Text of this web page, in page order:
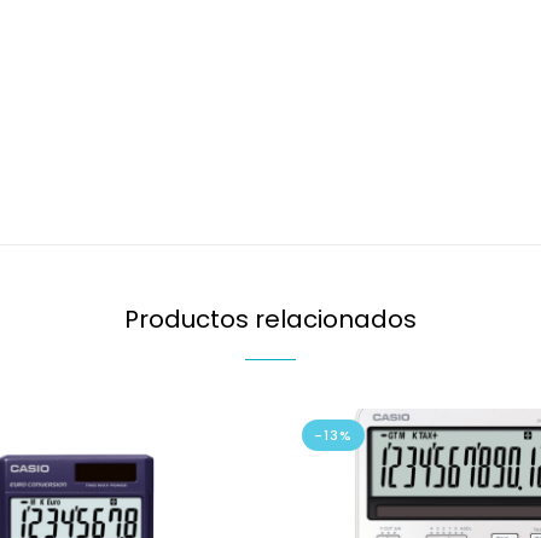
Productos relacionados
-13%